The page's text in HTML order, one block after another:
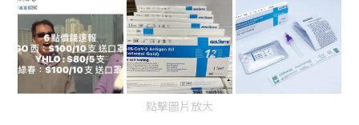
點擊圖片放大